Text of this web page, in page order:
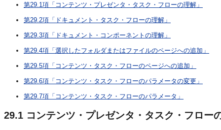
第29.1項「コンテンツ・プレゼンタ・タスク・フローの理解」
第29.2項「ドキュメント・タスク・フローの理解」
第29.3項「ドキュメント・コンポーネントの理解」
第29.4項「選択したフォルダまたはファイルのページへの追加」
第29.5項「コンテンツ・タスク・フローのページへの追加」
第29.6項「コンテンツ・タスク・フローのパラメータの変更」
第29.7項「コンテンツ・タスク・フローのパラメータ」
29.1 コンテンツ・プレゼンタ・タスク・フロー